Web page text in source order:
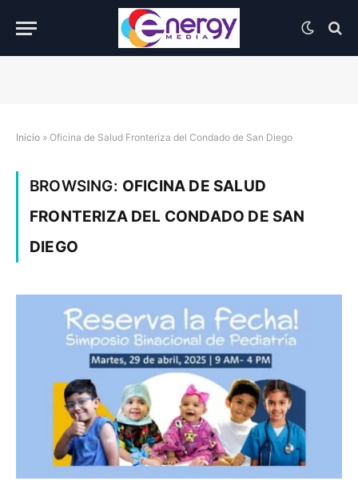
Inicio » Oficina de Salud Fronteriza del Condado de San Diego
BROWSING: OFICINA DE SALUD
FRONTERIZA DEL CONDADO DE SAN
DIEGO